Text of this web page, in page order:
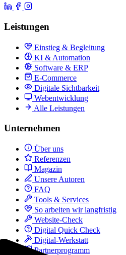
Leistungen
Einstieg & Begleitung
KI & Automation
Software & ERP
E-Commerce
Digitale Sichtbarkeit
Webentwicklung
Alle Leistungen
Unternehmen
Über uns
Referenzen
Magazin
Unsere Autoren
FAQ
Tools & Services
So arbeiten wir langfristig
Website-Check
Digital Quick Check
Digital-Werkstatt
Partnerprogramm